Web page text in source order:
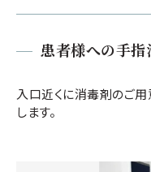
患者様への手
入口近くに消毒剤のご
します。